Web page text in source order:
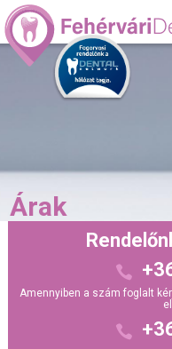
Árak
Amennyiben a szám foglalt